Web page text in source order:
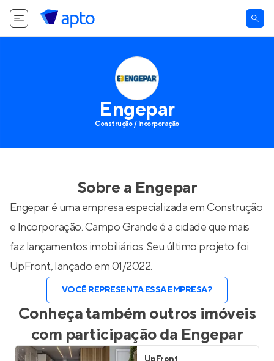
Engepar
Construção / Incorporação
Sobre a Engepar
Engepar é uma empresa especializada em Construção
e Incorporação. Campo Grande é a cidade que mais
faz lançamentos imobiliários. Seu último projeto foi
UpFront, lançado em 01/2022.
VOCÊ REPRESENTA ESSA EMPRESA?
Conheça também outros imóveis
com participação da Engepar